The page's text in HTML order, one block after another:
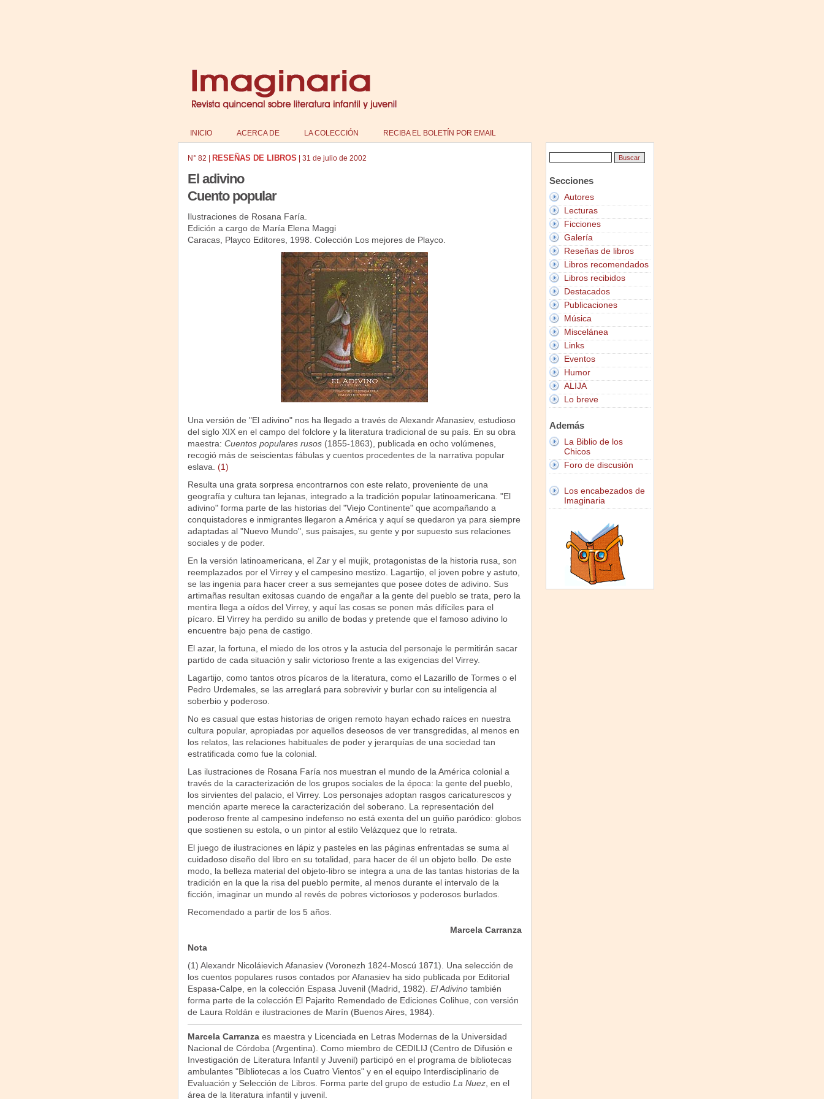
INICIO ACERCA DE LA COLECCIÓN RECIBA EL BOLETÍN POR EMAIL
N° 82 RESEÑAS DE LIBROS 31 de julio de 2002
El adivino
Cuento popular
Ilustraciones de Rosana Faría.
Edición a cargo de María Elena Maggi
Caracas, Playco Editores, 1998. Colección Los mejores de Playco.
Una versión de "El adivino" nos ha llegado a través de Alexandr Afanasiev, estudioso
del siglo XIX en el campo del folclore y la literatura tradicional de su país. En su obra
maestra: Cuentos populares rusos(1855-1863), publicada en ocho volúmenes,
recogió más de seiscientas fábulas y cuentos procedentes de la narrativa popular
eslava. (1)
Resulta una grata sorpresa encontrarnos con este relato, proveniente de una
geografía y cultura tan lejanas, integrado a la tradición popular latinoamericana. "El
adivino" forma parte de las historias del "Viejo Continente" que acompañando a
conquistadores e inmigrantes llegaron a América y aquí se quedaron ya para siempre
adaptadas al "Nuevo Mundo", sus paisajes, su gente y por supuesto sus relaciones
sociales y de poder.
En la versión latinoamericana, el Zar y el mujik, protagonistas de la historia rusa, son
reemplazados por el Virrey y el campesino mestizo. Lagartijo, el joven pobre y astuto,
se las ingenia para hacer creer a sus semejantes que posee dotes de adivino. Sus
artimañas resultan exitosas cuando de engañar a la gente del pueblo se trata, pero la
mentira llega a oídos del Virrey, y aquí las cosas se ponen más difíciles para el
pícaro. El Virrey ha perdido su anillo de bodas y pretende que el famoso adivino lo
encuentre bajo pena de castigo.
El azar, la fortuna, el miedo de los otros y la astucia del personaje le permitirán sacar
partido de cada situación y salir victorioso frente a las exigencias del Virrey.
Lagartijo, como tantos otros pícaros de la literatura, como el Lazarillo de Tormes o el
Pedro Urdemales, se las arreglará para sobrevivir y burlar con su inteligencia al
soberbio y poderoso.
No es casual que estas historias de origen remoto hayan echado raíces en nuestra
cultura popular, apropiadas por aquellos deseosos de ver transgredidas, al menos en
los relatos, las relaciones habituales de poder y jerarquías de una sociedad tan
estratificada como fue la colonial.
Las ilustraciones de Rosana Faría nos muestran el mundo de la América colonial a
través de la caracterización de los grupos sociales de la época: la gente del pueblo,
los sirvientes del palacio, el Virrey. Los personajes adoptan rasgos caricaturescos y
mención aparte merece la caracterización del soberano. La representación del
poderoso frente al campesino indefenso no está exenta del un guiño paródico: globos
que sostienen su estola, o un pintor al estilo Velázquez que lo retrata.
El juego de ilustraciones en lápiz y pasteles en las páginas enfrentadas se suma al
cuidadoso diseño del libro en su totalidad, para hacer de él un objeto bello. De este
modo, la belleza material del objeto-libro se integra a una de las tantas historias de la
tradición en la que la risa del pueblo permite, al menos durante el intervalo de la
ficción, imaginar un mundo al revés de pobres victoriosos y poderosos burlados.
Recomendado a partir de los 5 años.
Marcela Carranza
Nota
(1) Alexandr Nicoláievich Afanasiev (Voronezh 1824-Moscú 1871). Una selección de
los cuentos populares rusos contados por Afanasiev ha sido publicada por Editorial
Espasa-Calpe, en la colección Espasa Juvenil (Madrid, 1982). El Adivinotambién
forma parte de la colección El Pajarito Remendado de Ediciones Colihue, con versión
de Laura Roldán e ilustraciones de Marín (Buenos Aires, 1984).
Marcela Carranzaes maestra y Licenciada en Letras Modernas de la Universidad
Nacional de Córdoba (Argentina). Como miembro de CEDILIJ (Centro de Difusión e
Investigación de Literatura Infantil y Juvenil) participó en el programa de bibliotecas
ambulantes "Bibliotecas a los Cuatro Vientos" y en el equipo Interdisciplinario de
Evaluación y Selección de Libros. Forma parte del grupo de estudio La Nuez, en el
área de la literatura infantil y juvenil.
Secciones
Autores
Lecturas
Ficciones
Galería
Reseñas de libros
Libros recomendados
Libros recibidos
Destacados
Publicaciones
Música
Miscelánea
Links
Eventos
Humor
ALIJA
Lo breve
Además
La Biblio de los
Chicos
Foro de discusión
Los encabezados de
Imaginaria